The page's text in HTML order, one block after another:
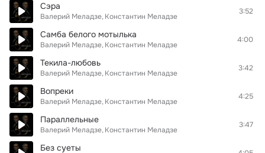
Сэра
Валерий Меладзе Константин Меладзе
3:52
Самба белого мотылька
Валерий Меладзе Константин Меладзе
4:00
Текила-любовь
Валерий Меладзе Константин Меладзе
3:42
Вопреки
Валерий Меладзе Константин Меладзе
4:25
Параллельные
Валерий Меладзе Константин Меладзе
3:47
Без суеты